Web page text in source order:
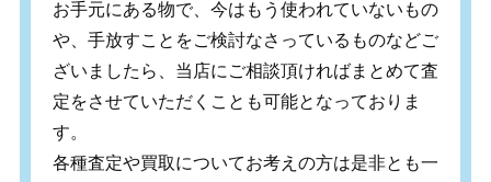
お手元にある物で、今はもう使われていないもの
や、手放すことをご検討なさっているものなどご
ざいましたら、当店にご相談頂ければまとめて査
定をさせていただくことも可能となっておりま
す。
各種査定や買取についてお考えの方は是非とも一